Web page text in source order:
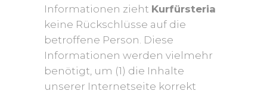
Informationen zieht Kurfürsteria
keine Rückschlüsse auf die
betroffene Person. Diese
Informationen werden vielmehr
benötigt, um (1) die Inhalte
unserer Internetseite korrekt